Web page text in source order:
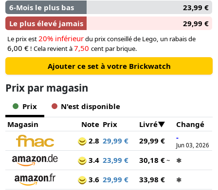
canons à tenons d’eau pour éteindre le feu et d’un
compartiment de stockage.
6-Mois le plus bas
23,99 €
Le plus élevé jamais
29,99 €
Le prix est20% inférieurdu prix conseillé de Lego, un rabais de
6,00 € ! Cela revient à7,50 cent par brique.
Ajouter ce set à votre Brickwatch
Prix ​​par magasin
Prix
N'est disponible
Magasin
Note Prix Livré
Changé
2.8 29,99 € 29,99 € -
Jun 03, 2026
3.4 23,99 € 30,18 €~ ✱
3.6 29,99 € 33,98 € ✱